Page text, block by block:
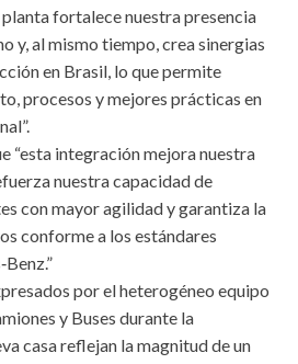
fortalece nuestra presencia
y, al mismo tiempo, crea sinergias
en Brasil, lo que permite
procesos y mejores prácticas en
“esta integración mejora nuestra
nuestra capacidad de
con mayor agilidad y garantiza la
conforme a los estándares
por el heterogéneo equipo
y Buses durante la
casa reflejan la magnitud de un